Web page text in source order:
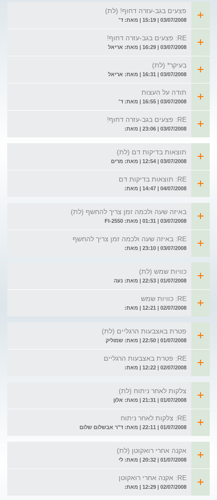
פצעים בגב-עזרה דחוף! (לת)
03/07/2008 | 15:19 | מאת: ד'
RE: פצעים בגב-עזרה דחוף!
03/07/2008 | 16:29 | מאת: אריאל
בעיקר* (לת)
03/07/2008 | 16:31 | מאת: אריאל
תודה על העצות
03/07/2008 | 16:55 | מאת: ד'
RE: פצעים בגב-עזרה דחוף!
03/07/2008 | 23:06 | מאת:
תוצאות בדיקות דם (לת)
03/07/2008 | 12:54 | מאת: מרים
RE: תוצאות בדיקות דם
04/07/2008 | 14:47 | מאת:
באיזה שעה ולכמה זמן צריך להחשף (לת)
03/07/2008 | 01:31 | מאת: FI-2550
RE: באיזה שעה ולכמה זמן צריך להחשף
03/07/2008 | 23:10 | מאת:
כוויות שמש (לת)
01/07/2008 | 22:53 | מאת: נעה
RE: כוויות שמש
02/07/2008 | 12:21 | מאת:
פטרת באצבעות הרגליים (לת)
01/07/2008 | 22:50 | מאת: שמוליק
RE: פטרת באצבעות הרגליים
02/07/2008 | 12:22 | מאת:
צלקות לאחר ניתוח (לת)
01/07/2008 | 21:31 | מאת: אלון
RE: צלקות לאחר ניתוח
01/07/2008 | 22:11 | מאת: ד"ר אבשלום שלום
אקנה אחרי רואקוטן (לת)
01/07/2008 | 20:32 | מאת: לי
RE: אקנה אחרי רואקוטן
02/07/2008 | 12:29 | מאת: